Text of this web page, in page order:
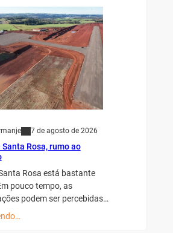
7 de agosto de 2026
Rosa, rumo ao
Rosa está bastante
pouco tempo, as
podem ser percebidas…